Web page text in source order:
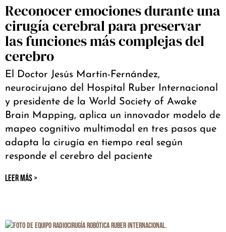
Reconocer emociones durante una
cirugía cerebral para preservar
las funciones más complejas del
cerebro
El Doctor Jesús Martín-Fernández,
neurocirujano del Hospital Ruber Internacional
y presidente de la World Society of Awake
Brain Mapping, aplica un innovador modelo de
mapeo cognitivo multimodal en tres pasos que
adapta la cirugía en tiempo real según
responde el cerebro del paciente
LEER MÁS >